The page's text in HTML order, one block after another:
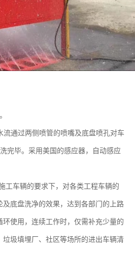
通过两侧喷管的喷嘴及底盘喷孔对车
完毕。采用美国的感应器，自动感应
工车辆的要求下，对各类工程车辆的
底盘洗净的效果，达到各部门的上路
使用，连续工作时，仅需补充少量的
圾填埋厂、社区等场所的进出车辆清